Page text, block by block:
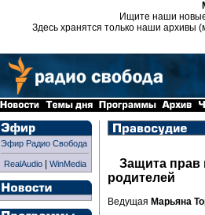
Ищите наши
Здесь хранятся только наши архивы
Эфир Радио Свобода
RealAudio| WinMedia
Защита прав
родителей
Ведущая Марьяна